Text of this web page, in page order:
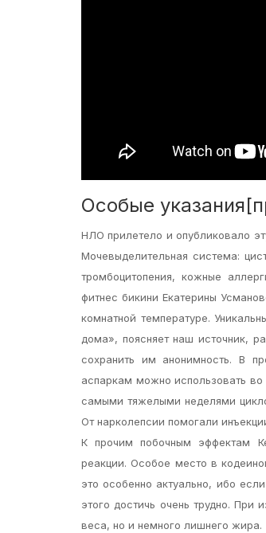
Особые
НЛО прилетело и опубликовало
Мочевыделительная система:
тромбоцитопения, кожные
фитнес бикини Екатерины
комнатной температуре.
дома», поясняет наш источник,
сохранить им анонимность. В
аспаркам можно использовать
самыми тяжелыми неделями
От нарколепсии помогали
К прочим побочным эффектам
реакции. Особое место в
это особенно актуально, ибо
этого достичь очень трудно. При
веса, но и немного лишнего жира.